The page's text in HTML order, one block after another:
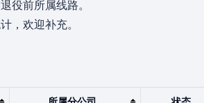
役前所属线路。
，欢迎补充。